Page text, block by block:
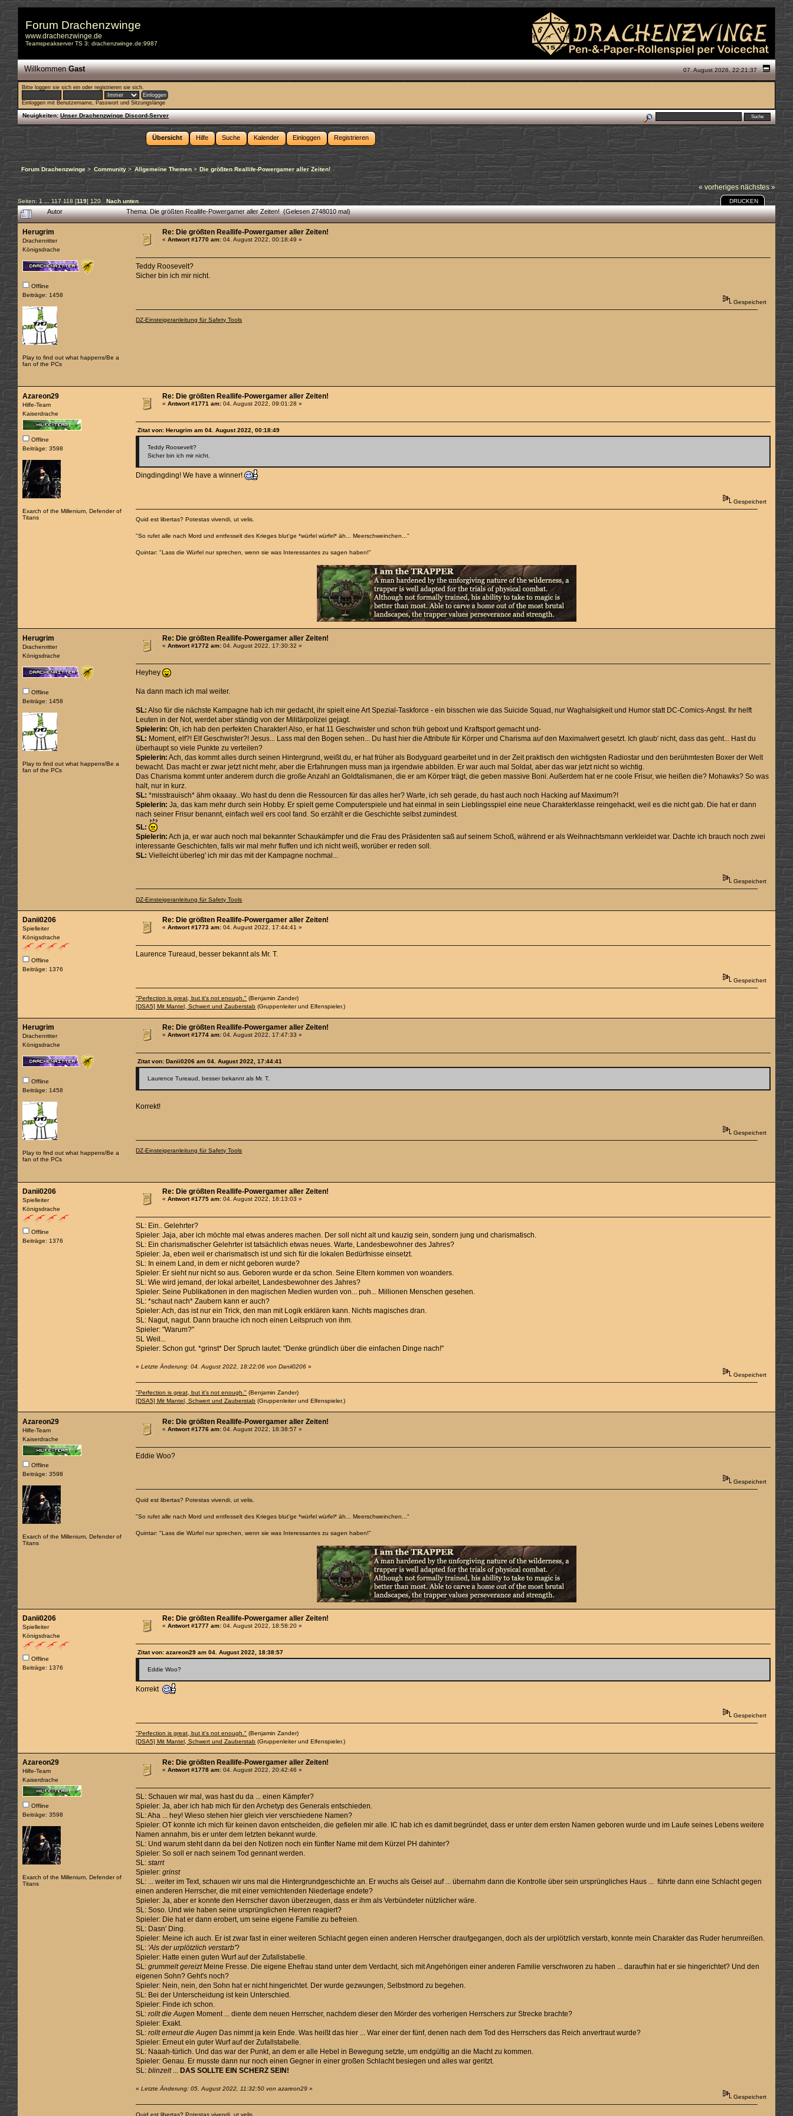
Forum Drachenzwinge
www.drachenzwinge.de
Teamspeakserver TS 3: drachenzwinge.de:9987
07. August 2026, 22:21:37
WillkommenGast
Bitte loggen sie sich ein oderregistrieren sie sich.
Einloggen mit Benutzername, Passwort und Sitzungslänge
Neuigkeiten: Unser Drachenzwinge Discord-Server
Übersicht Hilfe Suche Kalender Einloggen Registrieren
Forum Drachenzwinge > Community> Allgemeine Themen> Die größten Reallife-Powergamer aller Zeiten!
« vorheriges nächstes »
Seiten: 1 117 118[119] 120 Nach unten DRUCKEN
Autor Thema: Die größten Reallife-Powergamer aller Zeiten! (Gelesen 2748010 mal)
Herugrim
Drachenritter
Königsdrache
Offline
Beiträge: 1458
Play to find out what happens/Be a
fan of the PCs
Re: Die größten Reallife-Powergamer aller Zeiten!
«Antwort #1770 am: 04. August 2022, 00:18:49 »
Teddy Roosevelt?
Sicher bin ich mir nicht.
Gespeichert
DZ-Einsteigeranleitung für Safety Tools
Azareon29
Hilfe-Team
Kaiserdrache
Offline
Beiträge: 3598
Exarch of the Millenium, Defender of
Titans
Re: Die größten Reallife-Powergamer aller Zeiten!
«Antwort #1771 am: 04. August 2022, 09:01:28 »
Zitat von: Herugrim am 04. August 2022, 00:18:49
Teddy Roosevelt?
Sicher bin ich mir nicht.
Dingdingding! We have a winner!
Gespeichert
Quid est libertas? Potestas vivendi, ut velis.
"So rufet alle nach Mord und entfesselt des Krieges blut'ge *würfel würfel* äh... Meerschweinchen..."
Quintar: "Lass die Würfel nur sprechen, wenn sie was Interessantes zu sagen haben!"
Herugrim
Drachenritter
Königsdrache
Offline
Beiträge: 1458
Play to find out what happens/Be a
fan of the PCs
Re: Die größten Reallife-Powergamer aller Zeiten!
«Antwort #1772 am: 04. August 2022, 17:30:32 »
Heyhey
Na dann mach ich mal weiter.
SL: Also für die nächste Kampagne hab ich mir gedacht, ihr spielt eine Art Spezial-Taskforce - ein bisschen wie das Suicide Squad, nur Waghalsigkeit und Humor statt DC-Comics-Angst. Ihr helft
Leuten in der Not, werdet aber ständig von der Militärpolizei gejagt.
Spielerin: Oh, ich hab den perfekten Charakter! Also, er hat 11 Geschwister und schon früh geboxt und Kraftsport gemacht und-
SL: Moment, elf?! Elf Geschwister?! Jesus... Lass mal den Bogen sehen... Du hast hier die Attribute für Körper und Charisma auf den Maximalwert gesetzt. Ich glaub' nicht, dass das geht... Hast du
überhaupt so viele Punkte zu verteilen?
Spielerin: Ach, das kommt alles durch seinen Hintergrund, weißt du, er hat früher als Bodyguard gearbeitet und in der Zeit praktisch den wichtigsten Radiostar und den berühmtesten Boxer der Welt
bewacht. Das macht er zwar jetzt nicht mehr, aber die Erfahrungen muss man ja irgendwie abbilden. Er war auch mal Soldat, aber das war jetzt nicht so wichtig.
Das Charisma kommt unter anderem durch die große Anzahl an Goldtalismanen, die er am Körper trägt, die geben massive Boni. Außerdem hat er ne coole Frisur, wie heißen die? Mohawks? So was
halt, nur in kurz.
SL:*misstrauisch* ähm okaaay...Wo hast du denn die Ressourcen für das alles her? Warte, ich seh gerade, du hast auch noch Hacking auf Maximum?!
Spielerin: Ja, das kam mehr durch sein Hobby. Er spielt gerne Computerspiele und hat einmal in sein Lieblingsspiel eine neue Charakterklasse reingehackt, weil es die nicht gab. Die hat er dann
nach seiner Frisur benannt, einfach weil ers cool fand. So erzählt er die Geschichte selbst zumindest.
SL:
Spielerin: Ach ja, er war auch noch mal bekannter Schaukämpfer und die Frau des Präsidenten saß auf seinem Schoß, während er als Weihnachtsmann verkleidet war. Dachte ich brauch noch zwei
interessante Geschichten, falls wir mal mehr fluffen und ich nicht weiß, worüber er reden soll.
SL: Vielleicht überleg' ich mir das mit der Kampagne nochmal...
Gespeichert
DZ-Einsteigeranleitung für Safety Tools
Danii0206
Spielleiter
Königsdrache
Offline
Beiträge: 1376
Re: Die größten Reallife-Powergamer aller Zeiten!
«Antwort #1773 am: 04. August 2022, 17:44:41 »
Laurence Tureaud, besser bekannt als Mr. T.
Gespeichert
"Perfection is great, but it's not enough." (Benjamin Zander)
[DSA5] Mit Mantel, Schwert und Zauberstab (Gruppenleiter und Elfenspieler.)
Herugrim
Drachenritter
Königsdrache
Offline
Beiträge: 1458
Play to find out what happens/Be a
fan of the PCs
Re: Die größten Reallife-Powergamer aller Zeiten!
«Antwort #1774 am: 04. August 2022, 17:47:33 »
Zitat von: Danii0206 am 04. August 2022, 17:44:41
Laurence Tureaud, besser bekannt als Mr. T.
Korrekt!
Gespeichert
DZ-Einsteigeranleitung für Safety Tools
Danii0206
Spielleiter
Königsdrache
Offline
Beiträge: 1376
Re: Die größten Reallife-Powergamer aller Zeiten!
«Antwort #1775 am: 04. August 2022, 18:13:03 »
SL: Ein.. Gelehrter?
Spieler: Jaja, aber ich möchte mal etwas anderes machen. Der soll nicht alt und kauzig sein, sondern jung und charismatisch.
SL: Ein charismatischer Gelehrter ist tatsächlich etwas neues. Warte, Landesbewohner des Jahres?
Spieler: Ja, eben weil er charismatisch ist und sich für die lokalen Bedürfnisse einsetzt.
SL: In einem Land, in dem er nicht geboren wurde?
Spieler: Er sieht nur nicht so aus. Geboren wurde er da schon. Seine Eltern kommen von woanders.
SL: Wie wird jemand, der lokal arbeitet, Landesbewohner des Jahres?
Spieler: Seine Publikationen in den magischen Medien wurden von... puh... Millionen Menschen gesehen.
SL: *schaut nach* Zaubern kann er auch?
Spieler: Ach, das ist nur ein Trick, den man mit Logik erklären kann. Nichts magisches dran.
SL: Nagut, nagut. Dann brauche ich noch einen Leitspruch von ihm.
Spieler: "Warum?"
SL Weil...
Spieler: Schon gut. *grinst* Der Spruch lautet: "Denke gründlich über die einfachen Dinge nach!"
«Letzte Änderung: 04. August 2022, 18:22:06 von Danii0206 »
Gespeichert
"Perfection is great, but it's not enough." (Benjamin Zander)
[DSA5] Mit Mantel, Schwert und Zauberstab (Gruppenleiter und Elfenspieler.)
Azareon29
Hilfe-Team
Kaiserdrache
Offline
Beiträge: 3598
Exarch of the Millenium, Defender of
Titans
Re: Die größten Reallife-Powergamer aller Zeiten!
«Antwort #1776 am: 04. August 2022, 18:38:57 »
Eddie Woo?
Gespeichert
Quid est libertas? Potestas vivendi, ut velis.
"So rufet alle nach Mord und entfesselt des Krieges blut'ge *würfel würfel* äh... Meerschweinchen..."
Quintar: "Lass die Würfel nur sprechen, wenn sie was Interessantes zu sagen haben!"
Danii0206
Spielleiter
Königsdrache
Offline
Beiträge: 1376
Re: Die größten Reallife-Powergamer aller Zeiten!
«Antwort #1777 am: 04. August 2022, 18:58:20 »
Zitat von: azareon29 am 04. August 2022, 18:38:57
Eddie Woo?
Korrekt
Gespeichert
"Perfection is great, but it's not enough." (Benjamin Zander)
[DSA5] Mit Mantel, Schwert und Zauberstab (Gruppenleiter und Elfenspieler.)
Azareon29
Hilfe-Team
Kaiserdrache
Offline
Beiträge: 3598
Exarch of the Millenium, Defender of
Titans
Re: Die größten Reallife-Powergamer aller Zeiten!
«Antwort #1778 am: 04. August 2022, 20:42:46 »
SL: Schauen wir mal, was hast du da ... einen Kämpfer?
Spieler: Ja, aber ich hab mich für den Archetyp des Generals entschieden.
SL: Aha ... hey! Wieso stehen hier gleich vier verschiedene Namen?
Spieler: OT konnte ich mich für keinen davon entscheiden, die gefielen mir alle. IC hab ich es damit begründet, dass er unter dem ersten Namen geboren wurde und im Laufe seines Lebens weitere
Namen annahm, bis er unter dem letzten bekannt wurde.
SL: Und warum steht dann da bei den Notizen noch ein fünfter Name mit dem Kürzel PH dahinter?
Spieler: So soll er nach seinem Tod gennant werden.
SL:starrt
Spieler:grinst
SL: ... weiter im Text, schauen wir uns mal die Hintergrundgeschichte an. Er wuchs als Geisel auf ... übernahm dann die Kontrolle über sein ursprüngliches Haus ... führte dann eine Schlacht gegen
einen anderen Herrscher, die mit einer vernichtenden Niederlage endete?
Spieler: Ja, aber er konnte den Herrscher davon überzeugen, dass er ihm als Verbündeter nützlicher wäre.
SL: Soso. Und wie haben seine ursprünglichen Herren reagiert?
Spieler: Die hat er dann erobert, um seine eigene Familie zu befreien.
SL: Dasn' Ding.
Spieler: Meine ich auch. Er ist zwar fast in einer weiteren Schlacht gegen einen anderen Herrscher draufgegangen, doch als der urplötzlich verstarb, konnte mein Charakter das Ruder herumreißen.
SL: 'Als der urplötzlich verstarb'?
Spieler: Hatte einen guten Wurf auf der Zufallstabelle.
SL:grummelt gereiztMeine Fresse. Die eigene Ehefrau stand unter dem Verdacht, sich mit Angehörigen einer anderen Familie verschworen zu haben ... daraufhin hat er sie hingerichtet? Und den
eigenen Sohn? Geht's noch?
Spieler: Nein, nein, den Sohn hat er nicht hingerichtet. Der wurde gezwungen, Selbstmord zu begehen.
SL: Bei der Unterscheidung ist kein Unterschied.
Spieler: Finde ich schon.
SL:rollt die Augen Moment ... diente dem neuen Herrscher, nachdem dieser den Mörder des vorherigen Herrschers zur Strecke brachte?
Spieler: Exakt.
SL:rollt erneut die Augen Das nimmt ja kein Ende. Was heißt das hier ... War einer der fünf, denen nach dem Tod des Herrschers das Reich anvertraut wurde?
Spieler: Erneut ein guter Wurf auf der Zufallstabelle.
SL: Naaah-türlich. Und das war der Punkt, an dem er alle Hebel in Bewegung setzte, um endgültig an die Macht zu kommen.
Spieler: Genau. Er musste dann nur noch einen Gegner in einer großen Schlacht besiegen und alles war geritzt.
SL:blinzelt... DAS SOLLTE EIN SCHERZ SEIN!
«Letzte Änderung: 05. August 2022, 11:32:50 von azareon29 »
Gespeichert
Quid est libertas? Potestas vivendi, ut velis.